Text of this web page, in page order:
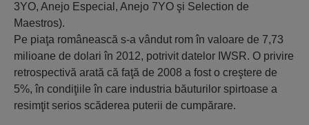
3YO, Anejo Especial, Anejo 7YO şi Selection de
Maestros).
Pe piaţa românească s-a vândut rom în valoare de 7,73
milioane de dolari în 2012, potrivit datelor IWSR. O privire
retrospectivă arată că faţă de 2008 a fost o creştere de
5%, în condiţiile în care industria băuturilor spirtoase a
resimţit serios scăderea puterii de cumpărare.